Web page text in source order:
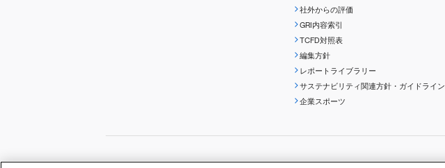
社外からの評価
GRI内容索引
TCFD対照表
編集方針
レポートライブラリー
サステナビリティ関連方針・ガイドライン
企業スポーツ